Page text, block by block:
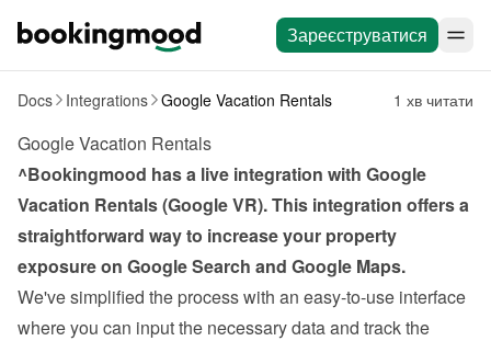
Зареєструватися
Docs Integrations Google Vacation Rentals 1 хв читати
Google Vacation Rentals
^Bookingmood has a live integration with Google
Vacation Rentals (Google VR). This integration offers a
straightforward way to increase your property
exposure on Google Search and Google Maps.
We've simplified the process with an easy-to-use interface
where you can input the necessary data and track the